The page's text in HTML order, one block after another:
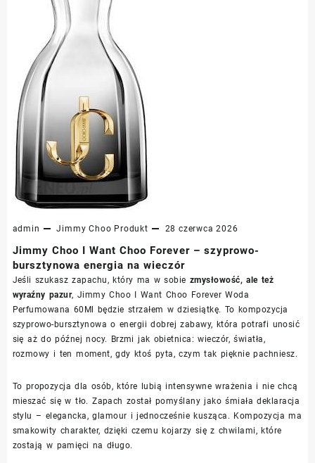
admin Jimmy Choo Produkt 28 czerwca 2026
Jimmy Choo I Want Choo Forever – szyprowo-
bursztynowa energia na wieczór
Jeśli szukasz zapachu, który ma w sobie zmysłowość, ale też
wyraźny pazur, Jimmy Choo I Want Choo Forever Woda
Perfumowana 60Ml będzie strzałem w dziesiątkę. To kompozycja
szyprowo-bursztynowa o energii dobrej zabawy, która potrafi unosić
się aż do późnej nocy. Brzmi jak obietnica: wieczór, światła,
rozmowy i ten moment, gdy ktoś pyta, czym tak pięknie pachniesz.
To propozycja dla osób, które lubią intensywne wrażenia i nie chcą
mieszać się w tło. Zapach został pomyślany jako śmiała deklaracja
stylu – elegancka, glamour i jednocześnie kusząca. Kompozycja ma
smakowity charakter, dzięki czemu kojarzy się z chwilami, które
zostają w pamięci na długo.